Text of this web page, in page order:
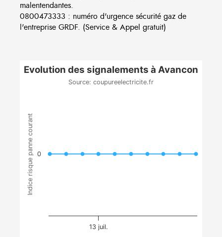
malentendantes.
0800473333 : numéro d'urgence sécurité gaz de
l'entreprise GRDF. (Service & Appel gratuit)
Indice risque panne courant
Evolution des signalements à Avancon
Source: coupureelectricite.fr
13 juil.
0